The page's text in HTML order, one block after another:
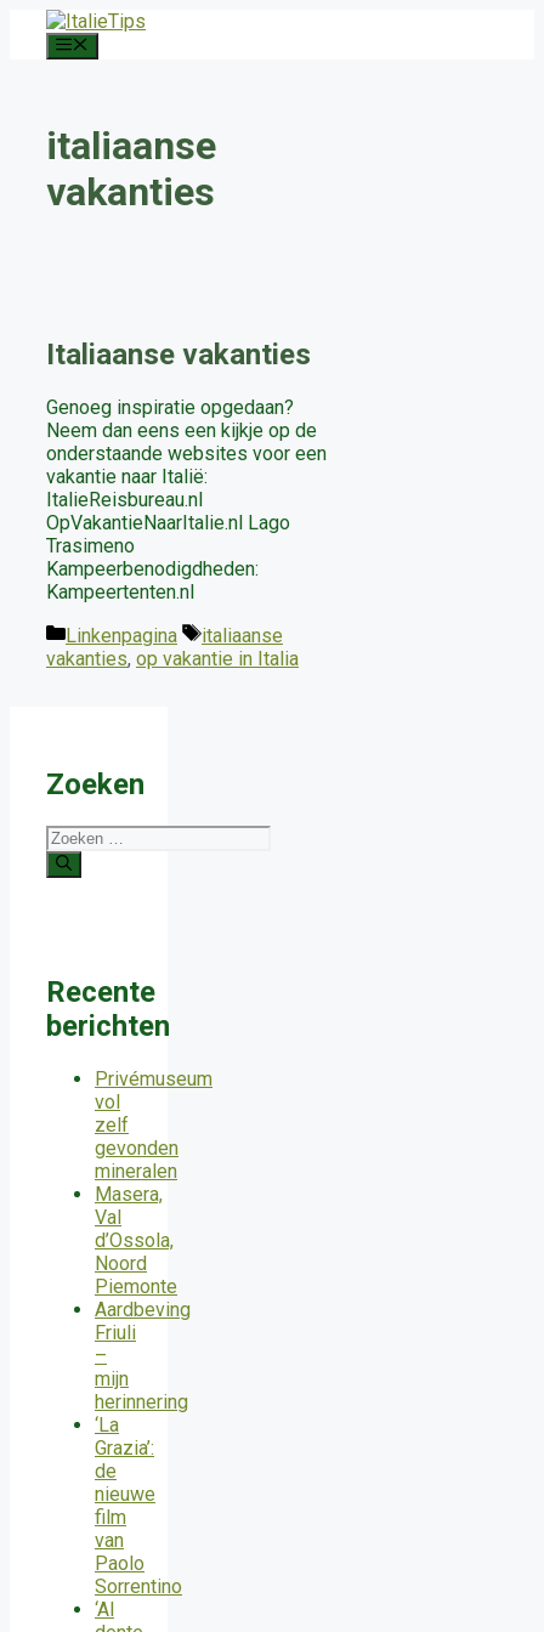
italiaanse
vakanties
Italiaanse vakanties
Genoeg inspiratie opgedaan?
Neem dan eens een kijkje op de
onderstaande websites voor een
vakantie naar Italië:
ItalieReisbureau.nl
OpVakantieNaarItalie.nl Lago
Trasimeno
Kampeerbenodigdheden:
Kampeertenten.nl
Categorieën
Linkenpagina Tags
italiaanse
vakanties, op vakantie in Italia
Zoeken
Zoek
naar:
Recente
berichten
Privémuseum
vol
zelf
gevonden
mineralen
Masera,
Val
d’Ossola,
Noord
Piemonte
Aardbeving
Friuli
–
mijn
herinnering
‘La
Grazia’:
de
nieuwe
film
van
Paolo
Sorrentino
‘Al